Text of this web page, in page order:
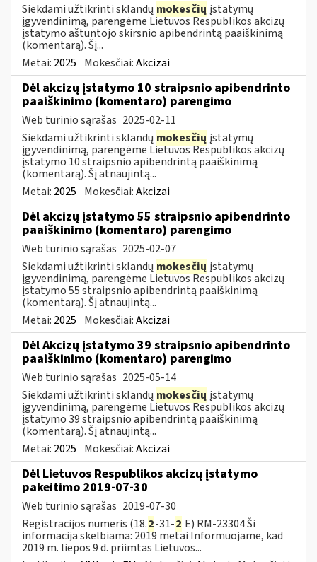
Siekdami užtikrinti sklandų mokesčių įstatymų
įgyvendinimą, parengėme Lietuvos Respublikos akcizų
įstatymo aštuntojo skirsnio apibendrintą paaiškinimą
(komentarą). Šį...
Metai: 2025 Mokesčiai:Akcizai
Dėl akcizų įstatymo 10 straipsnio apibendrinto
paaiškinimo (komentaro) parengimo
Web turinio sąrašas 2025-02-11
Siekdami užtikrinti sklandų mokesčių įstatymų
įgyvendinimą, parengėme Lietuvos Respublikos akcizų
įstatymo 10 straipsnio apibendrintą paaiškinimą
(komentarą). Šį atnaujintą...
Metai: 2025 Mokesčiai:Akcizai
Dėl akcizų įstatymo 55 straipsnio apibendrinto
paaiškinimo (komentaro) parengimo
Web turinio sąrašas 2025-02-07
Siekdami užtikrinti sklandų mokesčių įstatymų
įgyvendinimą, parengėme Lietuvos Respublikos akcizų
įstatymo 55 straipsnio apibendrintą paaiškinimą
(komentarą). Šį atnaujintą...
Metai: 2025 Mokesčiai:Akcizai
Dėl Akcizų įstatymo 39 straipsnio apibendrinto
paaiškinimo (komentaro) parengimo
Web turinio sąrašas 2025-05-14
Siekdami užtikrinti sklandų mokesčių įstatymų
įgyvendinimą, parengėme Lietuvos Respublikos akcizų
įstatymo 39 straipsnio apibendrintą paaiškinimą
(komentarą). Šį atnaujintą...
Metai: 2025 Mokesčiai:Akcizai
Dėl Lietuvos Respublikos akcizų įstatymo
pakeitimo 2019-07-30
Web turinio sąrašas 2019-07-30
Registracijos numeris (18.2-31-2 E) RM-23304 Ši
informacija skelbiama: 2019 metai Informuojame, kad
2019 m. liepos 9 d. priimtas Lietuvos...